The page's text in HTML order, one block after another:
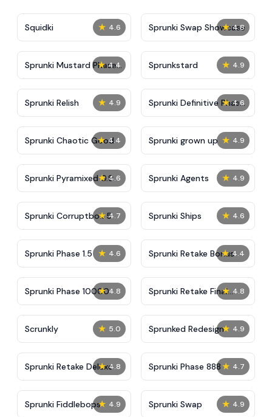
★ 4.6
Squidki ★ 4.8
Sprunki Swap Showcase
★ 4.4
Sprunki Mustard Phase
2
★ 4.9
Sprunkstard
★ 4.9
Sprunki Relish ★ 4.6
Sprunki Definitive Phase
7
★ 4.4
Sprunki Chaotic Good ★ 4.9
Sprunki grown up
★ 4.6
Sprunki Pyramixed 0.9 ★ 4.9
Sprunki Agents
★ 4.7
Sprunki Corruptbox 5 ★ 4.6
Sprunki Ships
★ 4.6
Sprunki Phase 1.5 ★ 4.4
Sprunki Retake Bonus
★ 4.8
Sprunki Phase 10000 ★ 4.8
Sprunki Retake Final
Update
★ 5.0
Scrunkly ★ 4.9
Sprunked Redesign
★ 4.8
Sprunki Retake Deluxe ★ 4.7
Sprunki Phase 888
★ 4.9
Sprunki Fiddlebops ★ 4.9
Sprunki Swap